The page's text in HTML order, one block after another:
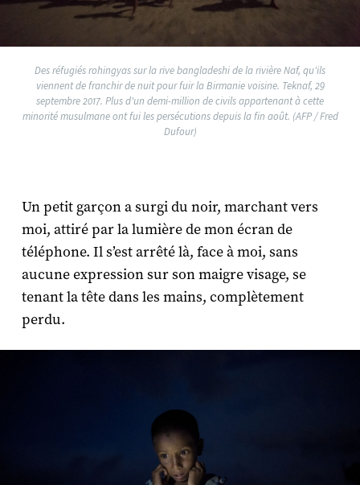
Des réfugiés rohingyas sur la rive bangladeshi de la rivière Naf, qu'ils
viennent de franchir de nuit pour fuir la Birmanie voisine. Teknaf, 29
septembre 2017. Plus d'un demi-million de civils appartenant à cette
minorité musulmane ont fui les persécutions depuis la fin août. (AFP / Fred
Dufour)
Un petit garçon a surgi du noir, marchant vers
moi, attiré par la lumière de mon écran de
téléphone. Il s’est arrêté là, face à moi, sans
aucune expression sur son maigre visage, se
tenant la tête dans les mains, complètement
perdu.